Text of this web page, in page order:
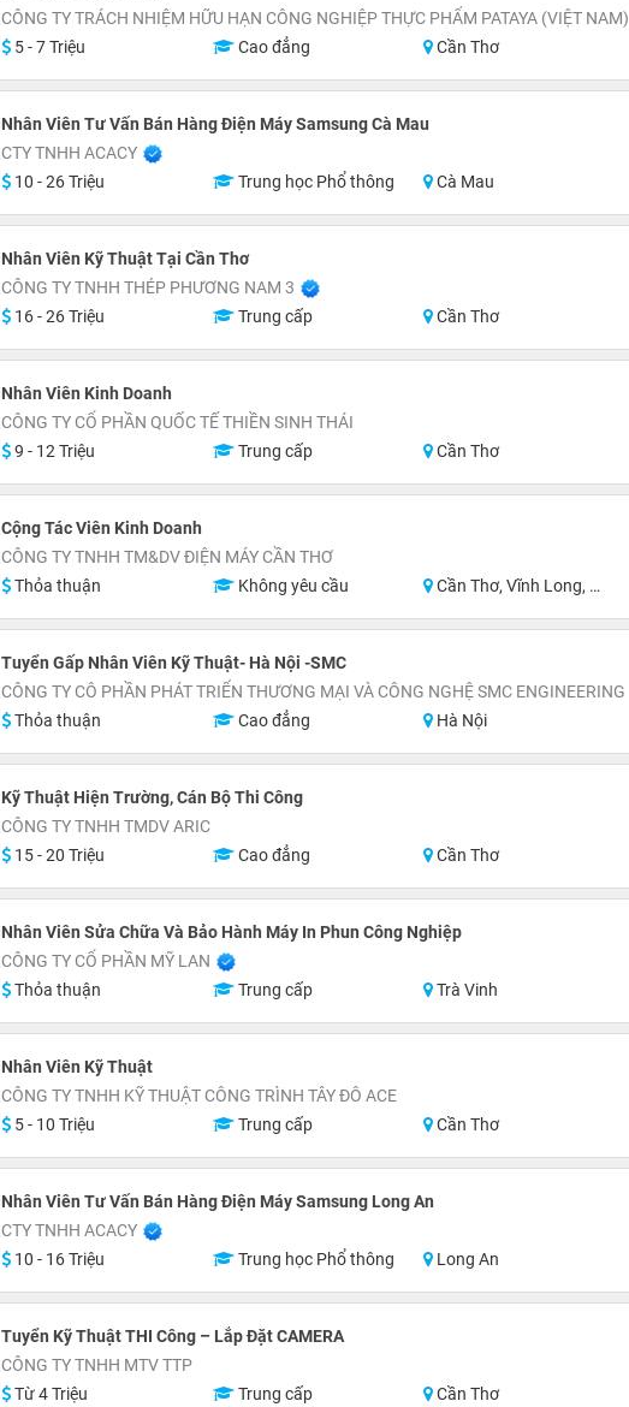
CÔNG TY TRÁCH NHIỆM HỮU HẠN CÔNG NGHIỆP THỰC PHẨM PATAYA (VIỆT NAM)
5 - 7 Triệu
Cao đẳng Cần Thơ
Nhân Viên Tư Vấn Bán Hàng Điện Máy Samsung Cà Mau
CTY TNHH ACACY
10 - 26 Triệu
Trung học Phổ thông Cà Mau
Nhân Viên Kỹ Thuật Tại Cần Thơ
CÔNG TY TNHH THÉP PHƯƠNG NAM 3
16 - 26 Triệu
Trung cấp Cần Thơ
Nhân Viên Kinh Doanh
CÔNG TY CỔ PHẦN QUỐC TẾ THIỀN SINH THÁI
9 - 12 Triệu
Trung cấp Cần Thơ
Cộng Tác Viên Kinh Doanh
CÔNG TY TNHH TM&DV ĐIỆN MÁY CẦN THƠ
Thỏa thuận
Không yêu cầu Cần Thơ, Vĩnh Long, Hậu Giang, Sóc Trăng
Tuyển Gấp Nhân Viên Kỹ Thuật- Hà Nội -SMC
CÔNG TY CÔ PHẦN PHÁT TRIỂN THƯƠNG MẠI VÀ CÔNG NGHỆ SMC ENGINEERING
Thỏa thuận
Cao đẳng Hà Nội
Kỹ Thuật Hiện Trường, Cán Bộ Thi Công
CÔNG TY TNHH TMDV ARIC
15 - 20 Triệu
Cao đẳng Cần Thơ
Nhân Viên Sửa Chữa Và Bảo Hành Máy In Phun Công Nghiệp
CÔNG TY CỔ PHẦN MỸ LAN
Thỏa thuận
Trung cấp Trà Vinh
Nhân Viên Kỹ Thuật
CÔNG TY TNHH KỸ THUẬT CÔNG TRÌNH TÂY ĐÔ ACE
5 - 10 Triệu
Trung cấp Cần Thơ
Nhân Viên Tư Vấn Bán Hàng Điện Máy Samsung Long An
CTY TNHH ACACY
10 - 16 Triệu
Trung học Phổ thông Long An
Tuyển Kỹ Thuật THI Công – Lắp Đặt CAMERA
CÔNG TY TNHH MTV TTP
Từ 4 Triệu
Trung cấp Cần Thơ